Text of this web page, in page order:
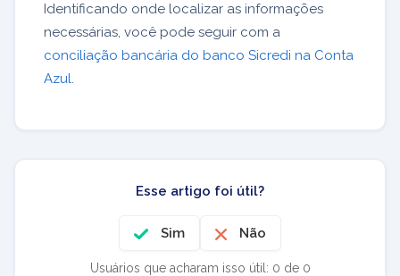
Identificando onde localizar as informações
necessárias, você pode seguir com a
conciliação bancária do banco Sicredi na Conta
Azul.
Esse artigo foi útil?
Sim Não
Usuários que acharam isso útil: 0 de 0